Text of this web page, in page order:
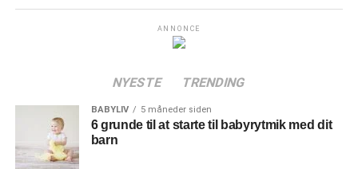
ANNONCE
NYESTE TRENDING
BABYLIV 5 måneder siden
6 grunde til at starte til babyrytmik med dit
barn